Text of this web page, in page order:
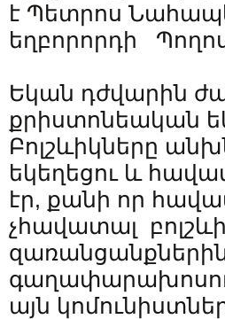
է Պետրոս
եղբորորդի
Եկան դժվարին
քրիստոնեական
Բոլշևիկները
եկեղեցու և
էր, քանի որ
չհավատալ
այն